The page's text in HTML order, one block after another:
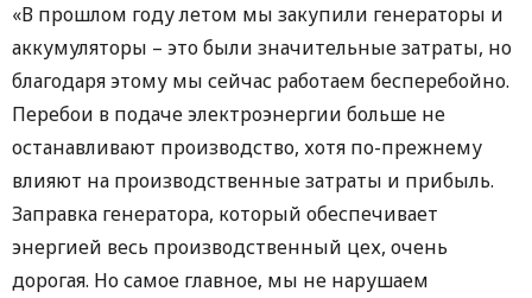
«В прошлом году летом мы закупили генераторы и
аккумуляторы – это были значительные затраты, но
благодаря этому мы сейчас работаем бесперебойно.
Перебои в подаче электроэнергии больше не
останавливают производство, хотя по-прежнему
влияют на производственные затраты и прибыль.
Заправка генератора, который обеспечивает
энергией весь производственный цех, очень
дорогая. Но самое главное, мы не нарушаем